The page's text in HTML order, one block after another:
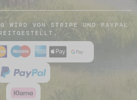
WIRD VON STRIPE UND PAYPAL